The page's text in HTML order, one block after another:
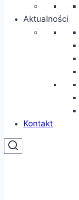
Aktualności
Kontakt